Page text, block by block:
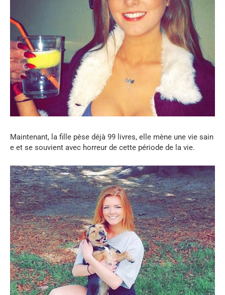
Maintenant, la fille pèse déjà 99 livres, elle mène une vie sain
e et se souvient avec horreur de cette période de la vie.